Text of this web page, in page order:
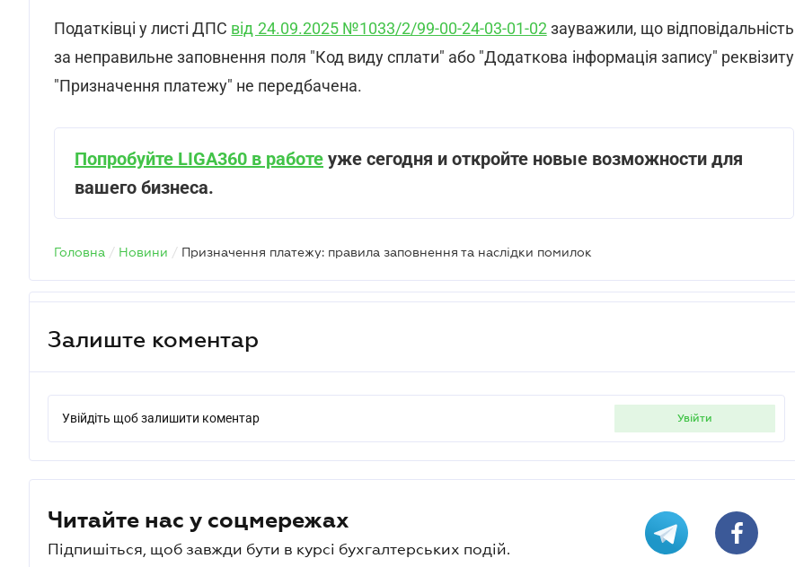
Податківці у листі ДПС від 24.09.2025 №1033/2/99-00-24-03-01-02зауважили, що відповідальність
за неправильне заповнення поля "Код виду сплати" або "Додаткова інформація запису" реквізиту
"Призначення платежу" не передбачена.
Попробуйте LIGA360 в работе уже сегодня и откройте новые возможности для
вашего бизнеса.
Головна / Новини / Призначення платежу: правила заповнення та наслідки помилок
Залиште коментар
Увійдіть щоб залишити коментар увійти
Читайте нас у соцмережах
Підпишіться, щоб завжди бути в курсі бухгалтерських подій.